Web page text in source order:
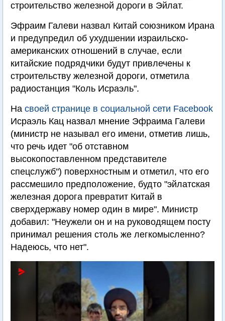
строительство железной дороги в Эйлат.
Эфраим Галеви назвал Китай союзником Ирана
и предупредил об ухудшении израильско-
американских отношений в случае, если
китайские подрядчики будут привлечены к
строительству железной дороги, отметила
радиостанция "Коль Исраэль".
На своей странице в социальной сети Facebook
Исраэль Кац назвал мнение Эфраима Галеви
(министр не называл его имени, отметив лишь,
что речь идет "об отставном
высокопоставленном представителе
спецслужб") поверхностным и отметил, что его
рассмешило предположение, будто "эйлатская
железная дорога превратит Китай в
сверхдержаву номер один в мире". Министр
добавил: "Неужели он и на руководящем посту
принимал решения столь же легкомысленно?
Надеюсь, что нет".